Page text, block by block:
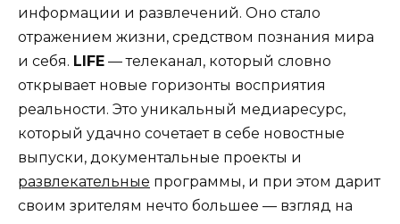
информации и развлечений. Оно стало
отражением жизни, средством познания мира
и себя. LIFE — телеканал, который словно
открывает новые горизонты восприятия
реальности. Это уникальный медиаресурс,
который удачно сочетает в себе новостные
выпуски, документальные проекты и
развлекательные программы, и при этом дарит
своим зрителям нечто большее — взгляд на